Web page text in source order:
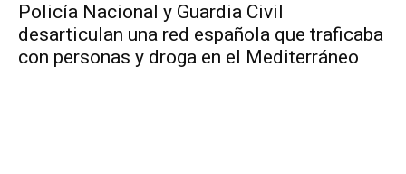
Policía Nacional y Guardia Civil
desarticulan una red española que traficaba
con personas y droga en el Mediterráneo